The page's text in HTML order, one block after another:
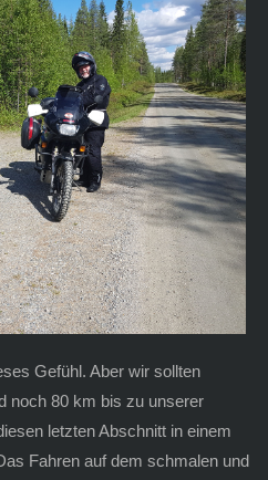
Gefühl. Aber wir sollten
noch 80 km bis zu unserer
letzten Abschnitt in einem
Fahren auf dem schmalen und